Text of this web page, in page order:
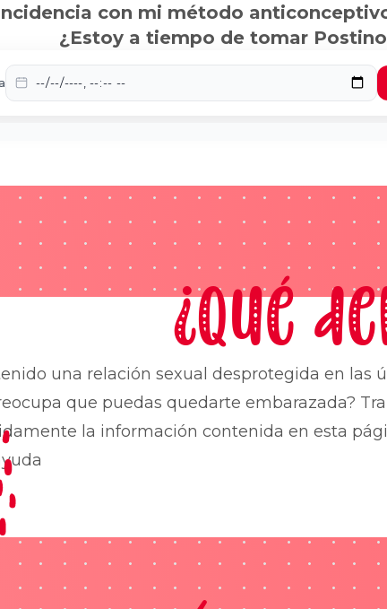
con mi método
¿Estoy a tiempo de tomar
¿Qué
una relación sexual desprotegida en las
que puedas quedarte embarazada?
la información contenida en esta